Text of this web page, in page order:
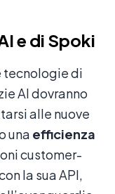
e di Spoki
tecnologie di
AI dovranno
alle nuove
una efficienza
customer-
la sua API,